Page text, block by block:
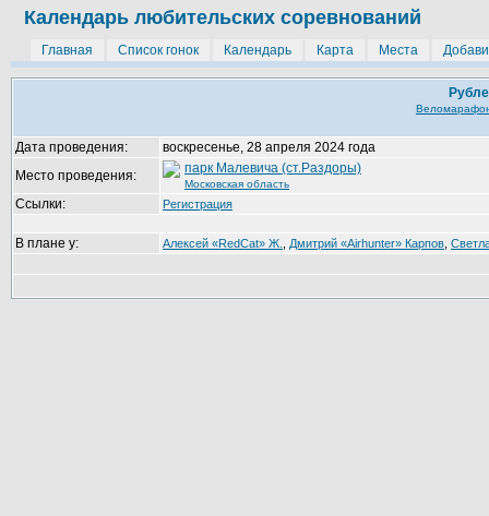
Календарь любительских соревнований
Главная Список гонок Календарь Карта Места
Дата проведения:
воскресенье, 28 апреля 2024 года
Место проведения:
парк Малевича (ст.Раздоры)
Московская область
Ссылки: Регистрация
В плане у: Алексей «RedCat» Ж. Дмитрий «Airhunter» Карпов